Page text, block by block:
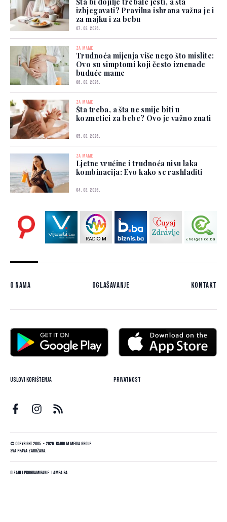
izbjegavati? Pravilna ishrana važna je i
za majku i za bebu
07. 08. 2026.
ZA MAME
Trudnoća mijenja više nego što mislite:
Ovo su simptomi koji često iznenade
buduće mame
06. 08. 2026.
ZA MAME
Šta treba, a šta ne smije biti u
kozmetici za bebe? Ovo je važno znati
05. 08. 2026.
ZA MAME
Ljetne vrućine i trudnoća nisu laka
kombinacija: Evo kako se rashladiti
04. 08. 2026.
O nama Oglašavanje Kontakt
Uslovi korištenja Privatnost
© Copyright 2005. - 2026. Radio M Media Group.
Sva prava zadržana.
Dizajn i programiranje: Lampa.ba